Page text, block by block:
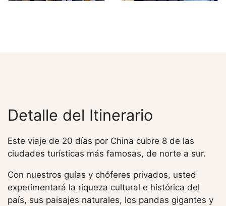
Detalle del Itinerario
Este viaje de 20 días por China cubre 8 de las
ciudades turísticas más famosas, de norte a sur.
Con nuestros guías y chóferes privados, usted
experimentará la riqueza cultural e histórica del
país, sus paisajes naturales, los pandas gigantes y